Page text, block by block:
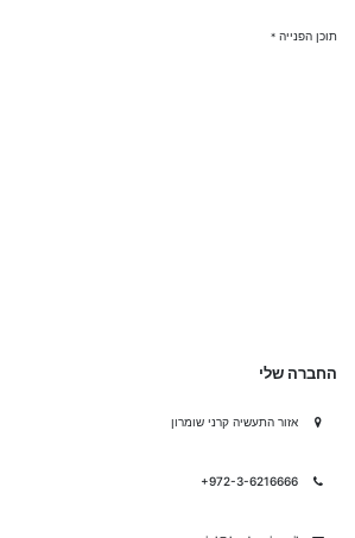
תוכן הפנייה *
החברה שלי
אזור התעשיה קרני שומרון
+972-3-6216666